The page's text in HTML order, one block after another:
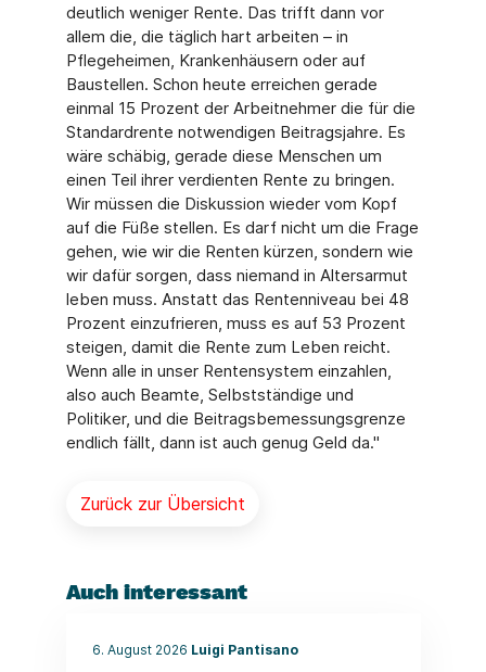
deutlich weniger Rente. Das trifft dann vor
allem die, die täglich hart arbeiten – in
Pflegeheimen, Krankenhäusern oder auf
Baustellen. Schon heute erreichen gerade
einmal 15 Prozent der Arbeitnehmer die für die
Standardrente notwendigen Beitragsjahre. Es
wäre schäbig, gerade diese Menschen um
einen Teil ihrer verdienten Rente zu bringen.
Wir müssen die Diskussion wieder vom Kopf
auf die Füße stellen. Es darf nicht um die Frage
gehen, wie wir die Renten kürzen, sondern wie
wir dafür sorgen, dass niemand in Altersarmut
leben muss. Anstatt das Rentenniveau bei 48
Prozent einzufrieren, muss es auf 53 Prozent
steigen, damit die Rente zum Leben reicht.
Wenn alle in unser Rentensystem einzahlen,
also auch Beamte, Selbstständige und
Politiker, und die Beitragsbemessungsgrenze
endlich fällt, dann ist auch genug Geld da."
Zurück zur Übersicht
Auch interessant
6. August 2026 Luigi Pantisano